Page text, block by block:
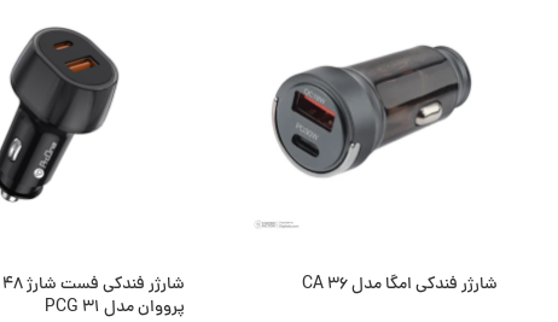
شارژر فندکی امگا مدل CA 36
پرووان مدل PCG 31